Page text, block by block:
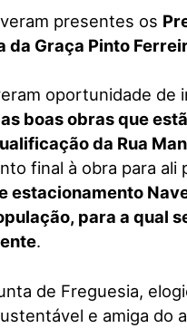
presentes os
da Graça Pinto
oportunidade de
boas obras que
da Rua
final à obra para
estacionamento
para a qual
.
de Freguesia,
e amiga